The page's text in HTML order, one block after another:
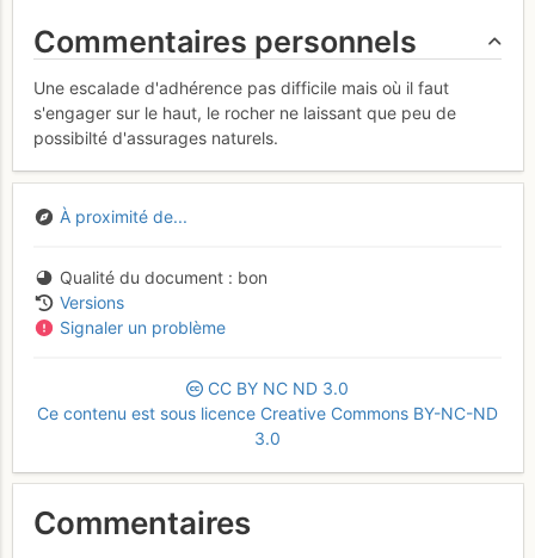
Commentaires personnels
Une escalade d'adhérence pas difficile mais où il faut
s'engager sur le haut, le rocher ne laissant que peu de
possibilté d'assurages naturels.
À proximité de...
Qualité du document
bon
Versions
Signaler un problème
CC BY NC ND 3.0
Ce contenu est sous licence Creative Commons BY-NC-ND
3.0
Commentaires